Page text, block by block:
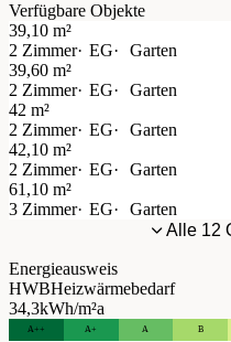
Verfügbare Objekte
39,10 m²
2 Zimmer
EG Garten
39,60 m²
2 Zimmer
EG Garten
42 m²
2 Zimmer
EG Garten
42,10 m²
2 Zimmer
EG Garten
61,10 m²
3 Zimmer
EG Garten
Alle 12
Energieausweis
HWBHeizwärmebedarf
34,3kWh/m²a
A++ A+ A B